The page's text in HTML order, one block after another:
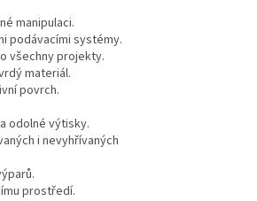
manipulaci.
podávacími systémy.
všechny projekty.
materiál.
povrch.
odolné výtisky.
i nevyhřívaných
prostředí.